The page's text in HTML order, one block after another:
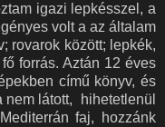
igazi lepkésszel, a
volt a az általam
rovarok között; lepkék,
forrás. Aztán 12 éves
című könyv, és
nem látott, hihetetlenül
faj, hozzánk